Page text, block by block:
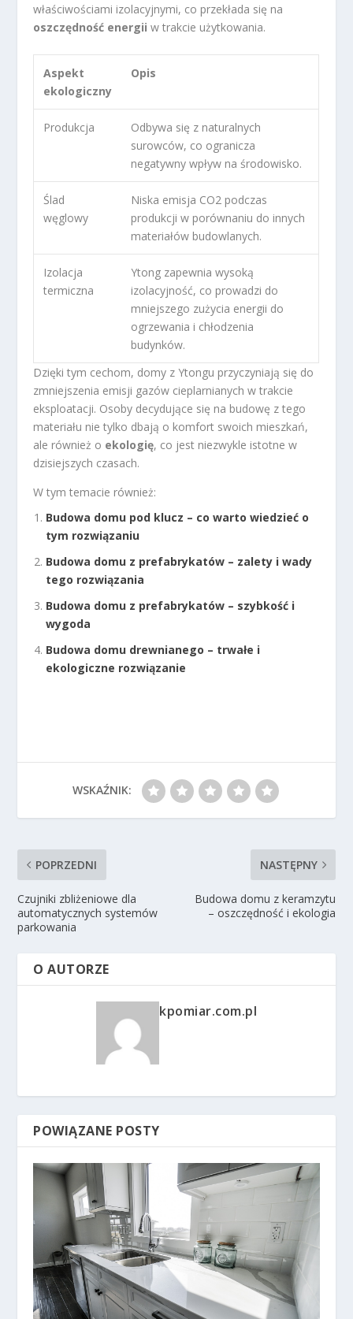
właściwościami izolacyjnymi, co przekłada się na
oszczędność energii w trakcie użytkowania.
Aspekt
ekologiczny
Opis
Produkcja
Odbywa się z naturalnych
surowców, co ogranicza
negatywny wpływ na środowisko.
Ślad
węglowy
Niska emisja CO2 podczas
produkcji w porównaniu do innych
materiałów budowlanych.
Izolacja
termiczna
Ytong zapewnia wysoką
izolacyjność, co prowadzi do
mniejszego zużycia energii do
ogrzewania i chłodzenia
budynków.
Dzięki tym cechom, domy z Ytongu przyczyniają się do
zmniejszenia emisji gazów cieplarnianych w trakcie
eksploatacji. Osoby decydujące się na budowę z tego
materiału nie tylko dbają o komfort swoich mieszkań,
ale również o ekologię, co jest niezwykle istotne w
dzisiejszych czasach.
W tym temacie również:
Budowa domu pod klucz – co warto wiedzieć o
tym rozwiązaniu
Budowa domu z prefabrykatów – zalety i wady
tego rozwiązania
Budowa domu z prefabrykatów – szybkość i
wygoda
Budowa domu drewnianego – trwałe i
ekologiczne rozwiązanie
WSKAŹNIK:
POPRZEDNI
Czujniki zbliżeniowe dla
automatycznych systemów
parkowania
NASTĘPNY
Budowa domu z keramzytu
– oszczędność i ekologia
O AUTORZE
kpomiar.com.pl
POWIĄZANE POSTY